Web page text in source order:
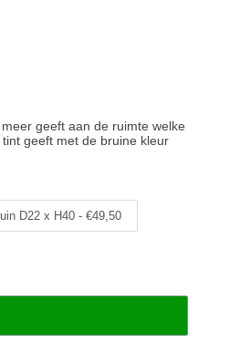
geeft aan de ruimte welke
geeft met de bruine kleur
D22 x H40 - €49,50